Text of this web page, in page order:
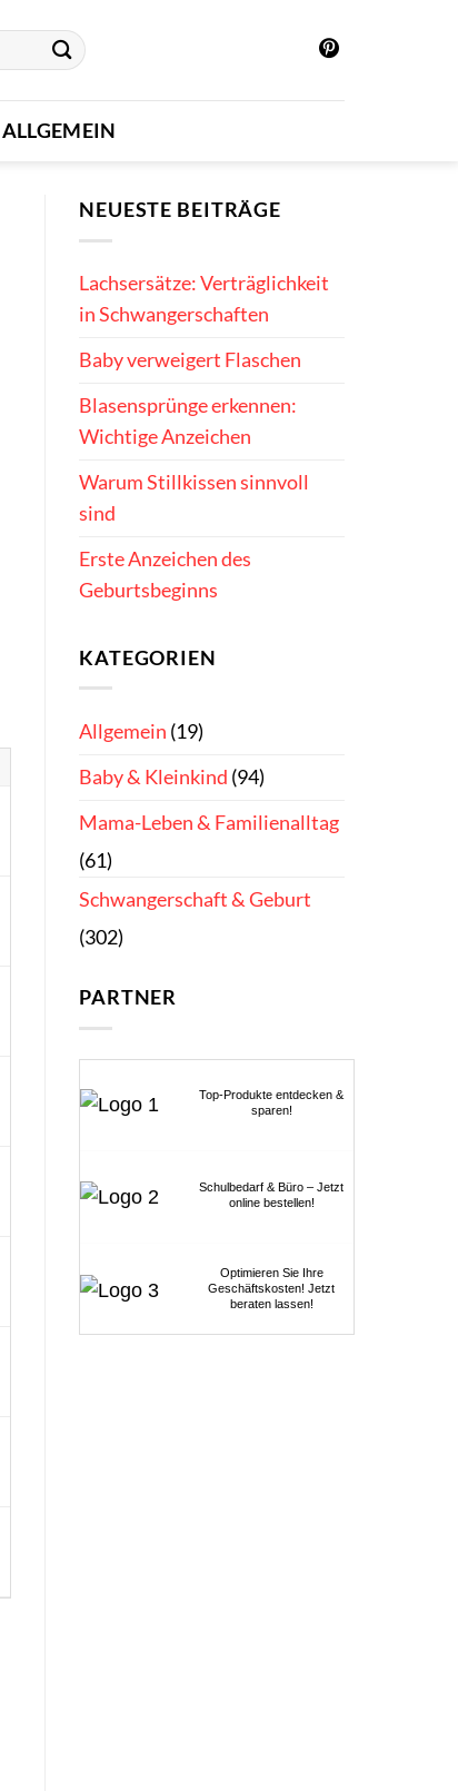
ALLGEMEIN
NEUESTE BEITRÄGE
Lachsersätze: Verträglichkeit
in Schwangerschaften
Baby verweigert Flaschen
Blasensprünge erkennen:
Wichtige Anzeichen
Warum Stillkissen sinnvoll
sind
Erste Anzeichen des
Geburtsbeginns
KATEGORIEN
Allgemein (19)
Baby & Kleinkind (94)
Mama-Leben & Familienalltag
(61)
Schwangerschaft & Geburt
(302)
PARTNER
Top-Produkte entdecken &
sparen!
Schulbedarf & Büro – Jetzt
online bestellen!
Optimieren Sie Ihre
Geschäftskosten! Jetzt
beraten lassen!